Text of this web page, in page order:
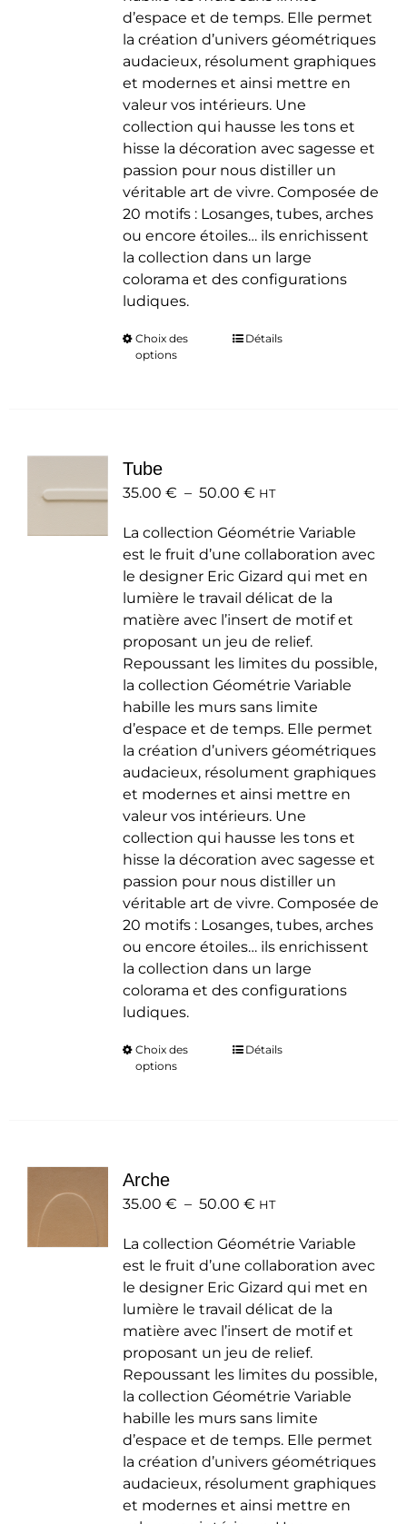
d’espace et de temps. Elle permet
la création d’univers géométriques
audacieux, résolument graphiques
et modernes et ainsi mettre en
valeur vos intérieurs. Une
collection qui hausse les tons et
hisse la décoration avec sagesse et
passion pour nous distiller un
véritable art de vivre. Composée de
20 motifs : Losanges, tubes, arches
ou encore étoiles… ils enrichissent
la collection dans un large
colorama et des configurations
ludiques.
Choix des
options
Ce
peuvent
choisies
sur
la
page
du
produit
Détails
Tube
35.00 € – 50.00 €Plage
prix :
35.00 €
à
50.00 €
HT
La collection Géométrie Variable
est le fruit d’une collaboration avec
le designer Eric Gizard qui met en
lumière le travail délicat de la
matière avec l’insert de motif et
proposant un jeu de relief.
Repoussant les limites du possible,
la collection Géométrie Variable
habille les murs sans limite
d’espace et de temps. Elle permet
la création d’univers géométriques
audacieux, résolument graphiques
et modernes et ainsi mettre en
valeur vos intérieurs. Une
collection qui hausse les tons et
hisse la décoration avec sagesse et
passion pour nous distiller un
véritable art de vivre. Composée de
20 motifs : Losanges, tubes, arches
ou encore étoiles… ils enrichissent
la collection dans un large
colorama et des configurations
ludiques.
Choix des
options
Ce
peuvent
choisies
sur
la
page
du
produit
Détails
Arche
35.00 € – 50.00 €Plage
prix :
35.00 €
à
50.00 €
HT
La collection Géométrie Variable
est le fruit d’une collaboration avec
le designer Eric Gizard qui met en
lumière le travail délicat de la
matière avec l’insert de motif et
proposant un jeu de relief.
Repoussant les limites du possible,
la collection Géométrie Variable
habille les murs sans limite
d’espace et de temps. Elle permet
la création d’univers géométriques
audacieux, résolument graphiques
et modernes et ainsi mettre en